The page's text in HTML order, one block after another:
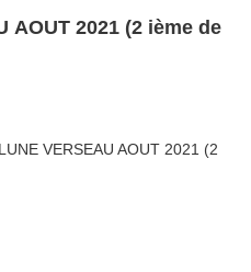
AOUT 2021 (2 ième de